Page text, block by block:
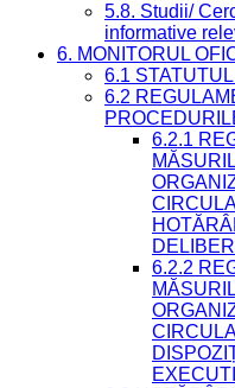
5.8. Studii/
informative
6. MONITORUL
6.1
6.2
6.2.1
6.2.2